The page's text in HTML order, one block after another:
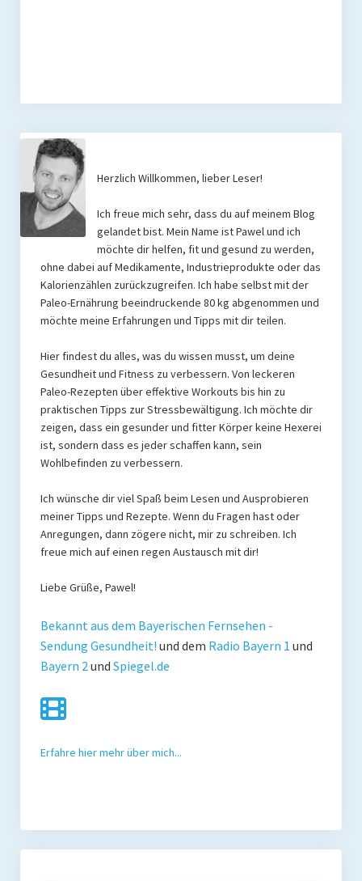
Herzlich Willkommen, lieber Leser!
Ich freue mich sehr, dass du auf meinem Blog
gelandet bist. Mein Name ist Pawel und ich
möchte dir helfen, fit und gesund zu werden,
ohne dabei auf Medikamente, Industrieprodukte oder das
Kalorienzählen zurückzugreifen. Ich habe selbst mit der
Paleo-Ernährung beeindruckende 80 kg abgenommen und
möchte meine Erfahrungen und Tipps mit dir teilen.
Hier findest du alles, was du wissen musst, um deine
Gesundheit und Fitness zu verbessern. Von leckeren
Paleo-Rezepten über effektive Workouts bis hin zu
praktischen Tipps zur Stressbewältigung. Ich möchte dir
zeigen, dass ein gesunder und fitter Körper keine Hexerei
ist, sondern dass es jeder schaffen kann, sein
Wohlbefinden zu verbessern.
Ich wünsche dir viel Spaß beim Lesen und Ausprobieren
meiner Tipps und Rezepte. Wenn du Fragen hast oder
Anregungen, dann zögere nicht, mir zu schreiben. Ich
freue mich auf einen regen Austausch mit dir!
Liebe Grüße, Pawel!
Bekannt aus dem Bayerischen Fernsehen -
Sendung Gesundheit! und dem Radio Bayern 1 und
Bayern 2 und Spiegel.de
Erfahre hier mehr über mich...